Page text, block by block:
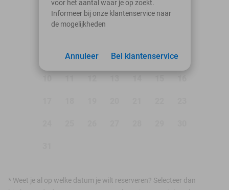
Ma
Di Wo Do Vr
4 5 6 7 8
* Weet je al op welke datum je wilt reserveren? Selecteer dan
voor het aantal waar je op zoekt.
Informeer bij onze klantenservice naar
de mogelijkheden
Bel klantenservice
Annuleer